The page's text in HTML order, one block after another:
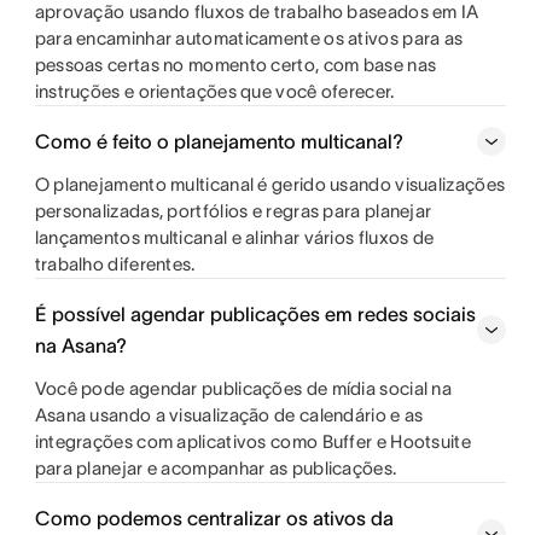
aprovação usando fluxos de trabalho baseados em IA
para encaminhar automaticamente os ativos para as
pessoas certas no momento certo, com base nas
instruções e orientações que você oferecer.
Como é feito o planejamento multicanal?
O planejamento multicanal é gerido usando visualizações
personalizadas, portfólios e regras para planejar
lançamentos multicanal e alinhar vários fluxos de
trabalho diferentes.
É possível agendar publicações em redes sociais
na Asana?
Você pode agendar publicações de mídia social na
Asana usando a visualização de calendário e as
integrações com aplicativos como Buffer e Hootsuite
para planejar e acompanhar as publicações.
Como podemos centralizar os ativos da